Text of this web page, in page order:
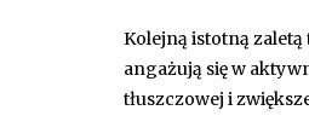
Kolejną istotną
angażują się w
tłuszczowej i